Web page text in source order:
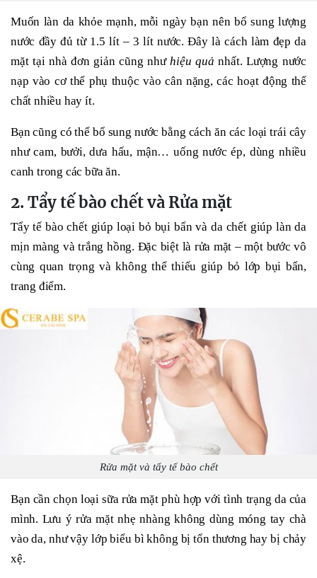
Muốn làn da khỏe mạnh, mỗi ngày bạn nên bổ sung lượng
nước đầy đủ từ 1.5 lít – 3 lít nước. Đây là cách làm đẹp da
mặt tại nhà đơn giản cũng nhưhiệu quảnhất. Lượng nước
nạp vào cơ thể phụ thuộc vào cân nặng, các hoạt động thể
chất nhiều hay ít.
Bạn cũng có thể bổ sung nước bằng cách ăn các loại trái cây
như cam, bưởi, dưa hấu, mận… uống nước ép, dùng nhiều
canh trong các bữa ăn.
2. Tẩy tế bào chết và Rửa mặt
Tẩy tế bào chết giúp loại bỏ bụi bẩn và da chết giúp làn da
mịn màng và trắng hồng. Đặc biệt là rửa mặt – một bước vô
cùng quan trọng và không thể thiếu giúp bỏ lớp bụi bẩn,
trang điểm.
Rửa mặt và tẩy tế bào chết
Bạn cần chọn loại sữa rửa mặt phù hợp với tình trạng da của
mình. Lưu ý rửa mặt nhẹ nhàng không dùng móng tay chà
vào da, như vậy lớp biểu bì không bị tổn thương hay bị chảy
xệ.